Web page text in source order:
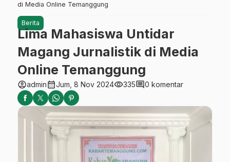
di Media Online Temanggung
Berita
Lima Mahasiswa Untidar
Magang Jurnalistik di Media
Online Temanggung
account_circleadmincalendar_monthJum, 8 Nov 2024visibility335comment0 komentar